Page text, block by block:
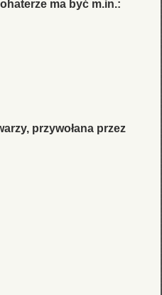
ma być m.in.:
przywołana przez